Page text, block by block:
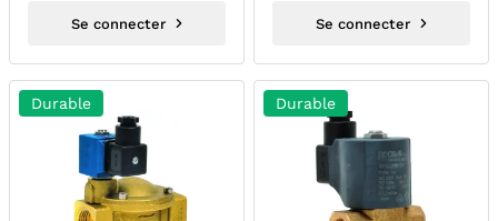
Se connecter Se connecter
Durable Durable